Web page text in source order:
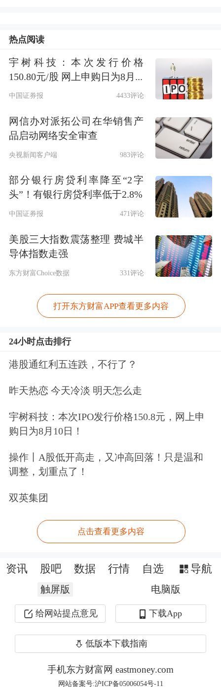
2025年上半年全球晶圆代工厂接获提前
利用率优于预期，与过往淡旺季季节性
节奏不同。”TrendForce集邦咨询分析师
乔安对《中国经营报》记者表示。
国产化替代加速
财报显示，中芯国际第二季度实现销售
收入22.09亿美元，同比增长16.2%，环
比下降1.7%；归母净利润1.32亿美元，
同比下降19.5%，环比下降29.5%；毛利
率为20.4%，同比提升6.5%，环比下降
2.1%。
值得注意的是，今年第一季度中芯国际
件，当时公司管理层表示相关影响将延
续至第二季度，导致收入及毛利率环比
下降。尽管如此，但中芯国际第二季度
（收入指引为环比下降4%到6%，毛利
今年第二季度，中芯国际晶圆收入来自
智能手机、
25.2%、15.0%、41.0%、8.2%和
6.8%，互联与可穿戴下降2.8%，消费电
子上升5.4%，工业与汽车上升2.5%，计
算机与平板上升1.7%。
赵海军表示，公司的汽车电子产品出货
量持续增长，主要收入贡献来自模拟、
热点阅读
宇树科技：本次发行价格
150.80元/股 网上申购日为8月...
中国证券报 4433评论
网信办对派拓公司在华销售产
品启动网络安全审查
央视新闻客户端 983评论
部分银行房贷利率降至“2字
头”！有银行房贷利率低于2.8%
中国证券报 471评论
美股三大指数震荡整理 费城半
导体指数走强
东方财富Choice数据 331评论
打开东方财富APP查看更多内容
24小时点击排行
港股通红利五连跌，不行了？
昨天热恋 今天冷淡 明天怎么走
宇树科技：本次IPO发行价格150.8元，网上申
购日为8月10日！
操作丨A股低开高走，又冲高回落！只是温和
调整，划重点了！
双英集团
点击查看更多内容
资讯 股吧 数据 行情 自选 导航
触屏版 电脑版
给网站提点意见 下载App
低版本下载指南
手机东方财富网 eastmoney.com
网站备案号:沪ICP备05006054号-11